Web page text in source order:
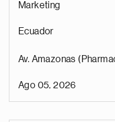
Marketing
Ecuador
Av. Amazonas
Ago 05, 2026